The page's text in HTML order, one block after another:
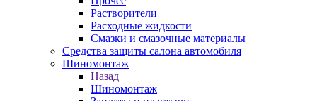
Растворители
Расходные жидкости
Смазки и смазочные материалы
Средства защиты салона автомобиля
Шиномонтаж
Назад
Шиномонтаж